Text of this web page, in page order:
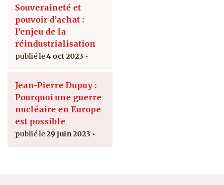
Souveraineté et
pouvoir d’achat :
l’enjeu de la
réindustrialisation
4 oct 2023
Jean-Pierre Dupuy :
Pourquoi une guerre
nucléaire en Europe
est possible
29 juin 2023